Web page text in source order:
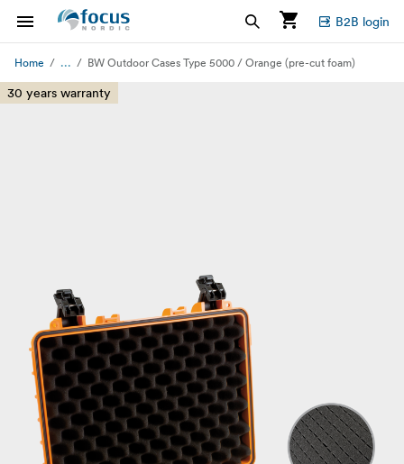
B2B login
Home ... BW Outdoor Cases Type 5000 / Orange (pre-cut foam)
30 years warranty